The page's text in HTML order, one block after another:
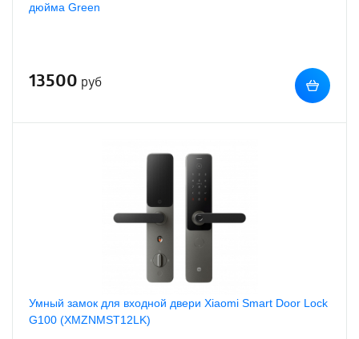
дюйма Green
13500 руб
Умный замок для входной двери Xiaomi Smart Door Lock
G100 (XMZNMST12LK)